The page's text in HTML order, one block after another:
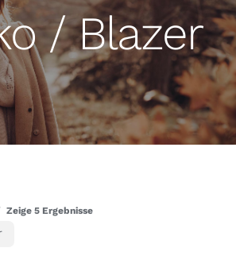
/ Blazer
Zeige 5 Ergebnisse